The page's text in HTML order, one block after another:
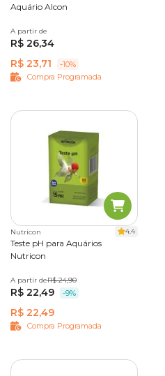
Aquário Alcon
15 ml
A partir de
R$ 26,34
R$ 23,71
-10%
Compra Programada
Nutricon 4.4
Teste pH para Aquários
Nutricon
15 ml
A partir deR$ 24,90
R$ 22,49 -9%
R$ 22,49
Compra Programada